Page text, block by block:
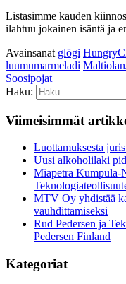
Listasimme kauden
ilahtuu jokainen isäntä ja
Avainsanat glögi
luumumarmeladi
Soosipojat
Haku:
Viimeisimmät
Luottamuksesta
Uusi alkoholilaki
Miapetra Kumpula-
MTV Oy yhdistää
vauhdittamiseksi
Rud Pedersen ja
Pedersen Finland
Kategoriat